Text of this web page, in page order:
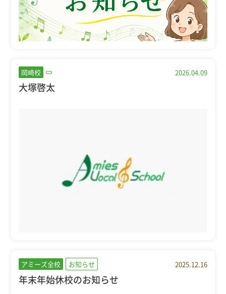
岡崎校 2026.04.09
大塚啓太
アミーズ全校 お知らせ 2025.12.16
年末年始休校のお知らせ